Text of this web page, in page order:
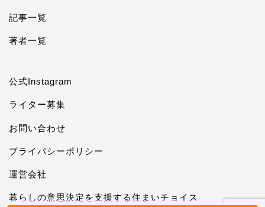
記事一覧
著者一覧
公式Instagram
ライター募集
お問い合わせ
プライバシーポリシー
運営会社
暮らしの意思決定を支援する住まいチョイス